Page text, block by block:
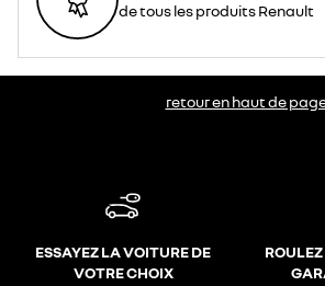
de tous les produits Renault
retour en haut de
ESSAYEZ LA VOITURE DE
VOTRE CHOIX